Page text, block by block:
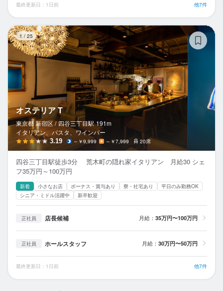
最終更新日：1日前 他7件
1 / 25
オステリア T
東京都 新宿区 / 四谷三丁目駅 191m
イタリアン、パスタ、ワインバー
3.19 ～￥9,999 ～￥7,999 20席
四谷三丁目駅徒歩3分 荒木町の隠れ家イタリアン 月給30 シェ
フ35万円～100万円
新着 小さなお店 ボーナス・賞与あり 寮・社宅あり
平日のみ勤務OK
シニア・ミドル活躍中
新卒歓迎
正社員 店長候補 月給： 35万円〜100万円
正社員 ホールスタッフ 月給： 30万円〜50万円
最終更新日：1日前 他7件